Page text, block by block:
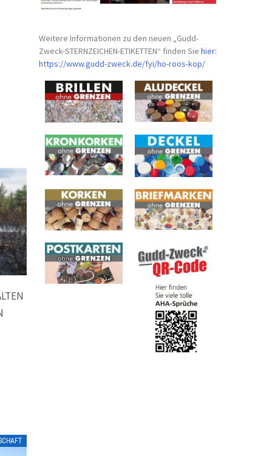
Weitere Informationen zu den neuen „Gudd-
Zweck-STERNZEICHEN-ETIKETTEN“ finden Siehier:
https://www.gudd-zweck.de/fyi/ho-roos-kop/